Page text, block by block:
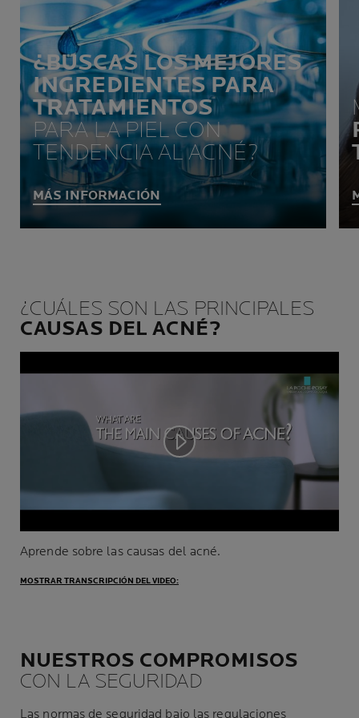
¿BUSCAS LOS MEJORES
INGREDIENTES PARA
TRATAMIENTOS
PARA LA PIEL CON
TENDENCIA AL ACNÉ?
MÁS INFORMACIÓN
¿CUÁLES SON LAS PRINCIPALES
CAUSAS DEL ACNÉ?
Play video
Aprende sobre las causas del acné.
MOSTRAR TRANSCRIPCIÓN DEL VIDEO:
NUESTROS COMPROMISOS
CON LA SEGURIDAD
Las normas de seguridad bajo las regulaciones